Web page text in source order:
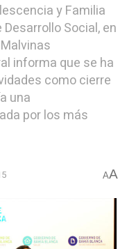
y Familia
Social, en
informa que se ha
como cierre
una
por los más
AA